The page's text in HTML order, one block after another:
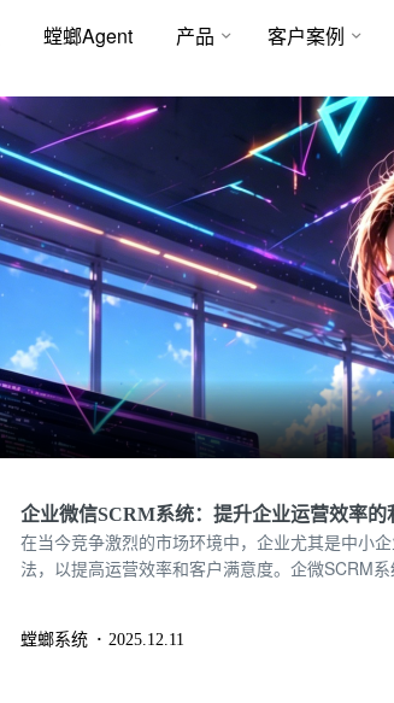
螳螂Agent 产品 客户案例
企业微信SCRM系统：提升企业运营效率的
在当今竞争激烈的市场环境中，企业尤其是中小
法，以提高运营效率和客户满意度。企微SCRM
业绩。
螳螂系统 2025.12.11